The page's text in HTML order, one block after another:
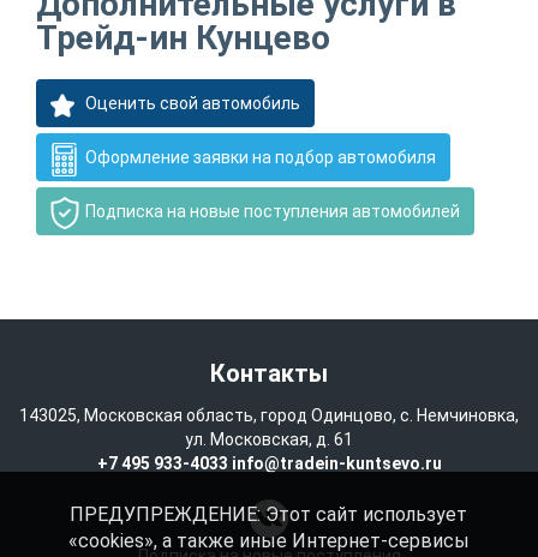
Трейд-ин Кунцево
Оценить свой автомобиль
Оформление заявки на подбор автомобиля
Подписка на новые поступления автомобилей
Контакты
143025, Московская область, город Одинцово, с. Немчиновка,
ул. Московская, д. 61
+7 495 933-4033 info@tradein-kuntsevo.ru
ПРЕДУПРЕЖДЕНИЕ: Этот сайт использует
«cookies», а также иные Интернет-сервисы